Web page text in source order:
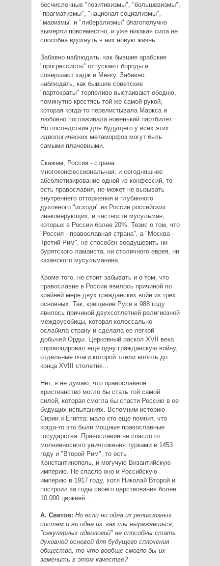
бесчисленные "позитивизмы", "большевизмы",
"прагматизмы", "национал-социализмы",
"маоизмы" и "либерализмы" благополучно
вымерли повсеместно, и уже никакая сила не
способна вдохнуть в них новую жизнь.
Забавно наблюдать, как бывшие арабские
"прогрессисты" отпускают бороды и
совершают хадж в Мекку. Забавно
наблюдать, как бывшие советские
"партократы" терпеливо выстаивают обедню,
поминутно крестясь той же самой рукой,
которая когда-то перелистывала Маркса и
любовно поглаживала новенький партбилет.
Но последствия для будущего у всех этих
идеологических метаморфоз могут быть
самыми плачевными.
Скажем, Россия - страна
многоконфессиональная, и сегодняшнее
абсолютизирование одной из конфессий, то
есть православия, не может не вызывать
внутреннего отторжения и глубинного
духовного "исхода" из России российских
инаковерующих, в частности мусульман,
которых в России более 20%. Тезис о том, что
"Россия - православная страна", а "Москва -
Третий Рим", не способен воодушевить ни
бурятского ламаиста, ни столичного еврея, ни
казанского мусульманина.
Кроме того, не стоит забывать и о том, что
православие в России явилось причиной по
крайней мере двух гражданских войн из трех
основных. Так, крещение Руси в 988 году
явилось причиной двухсотлетней религиозной
междоусобицы, которая колоссально
ослабила страну и сделала ее легкой
добычей Орды. Церковный раскол XVII века
спровоцировал еще одну гражданскую войну,
отдельные очаги которой тлели вплоть до
конца XVIII столетия...
Нет, я не думаю, что православное
христианство могло бы стать той самой
силой, которая смогла бы спасти Россию в ее
будущих испытаниях. Вспомним историю
Сирии и Египта: мало кто еще помнит, что
когда-то это были мощные православные
государства. Православие не спасло от
молниеносного уничтожения турками в 1453
году и "Второй Рим", то есть
Константинополь, и могучую Византийскую
империю. Не спасло оно и Российскую
империю в 1917 году, хотя Николай Второй и
построил за годы своего царствования более
10 000 церквей...
А. Светов: Но если ни одна из религиозных
систем и ни одна из, как ты выражаешься,
"секулярных идеологий" не способны стать
духовной основой для будущего сплочения
общества, то что вообще смогло бы их
заменить в этом качестве?